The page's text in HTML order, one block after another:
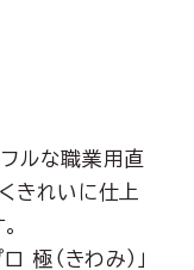
ルな職業用直
きれいに仕上
極（きわみ）」